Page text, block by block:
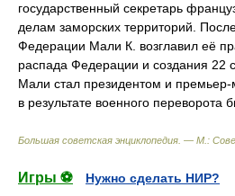
государственный секретарь
делам заморских территорий.
Федерации Мали К. возглавил её
распада Федерации и создания 22
Мали стал президентом и
в результате военного переворота
Большая советская энциклопедия. — М.:
Игры ⚽
Нужно сделать НИР?